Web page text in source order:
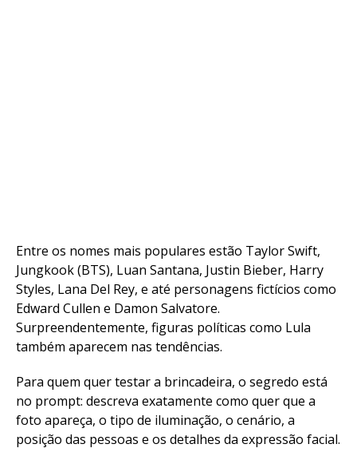
Entre os nomes mais populares estão Taylor Swift,
Jungkook (BTS), Luan Santana, Justin Bieber, Harry
Styles, Lana Del Rey, e até personagens fictícios como
Edward Cullen e Damon Salvatore.
Surpreendentemente, figuras políticas como Lula
também aparecem nas tendências.
Para quem quer testar a brincadeira, o segredo está
no prompt: descreva exatamente como quer que a
foto apareça, o tipo de iluminação, o cenário, a
posição das pessoas e os detalhes da expressão facial.